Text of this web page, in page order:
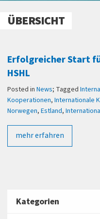
ÜBERSICHT
Erfolgreicher Start
HSHL
Posted in News; Tagged
Kooperationen, Internationale
Norwegen, Estland,
mehr erfahren
Kategorien